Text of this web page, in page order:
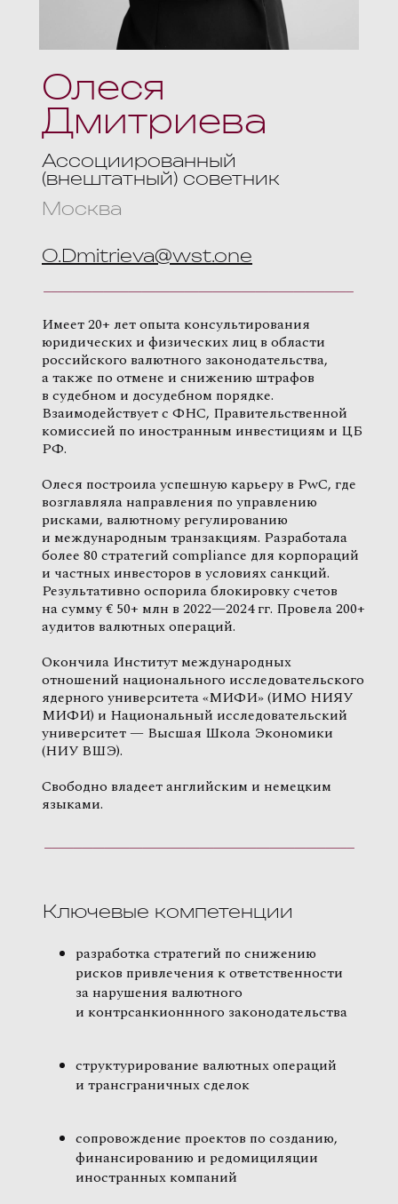
O.Dmitrieva@wst.one
Москва
Ассоциированный
(внештатный) советник
Ключевые компетенции
разработка стратегий по снижению
рисков привлечения к ответственности
за нарушения валютного
и контрсанкионнного законодательства
структурирование валютных операций
и трансграничных сделок
сопровождение проектов по созданию,
финансированию и редомициляции
иностранных компаний
Имеет 20+ лет опыта консультирования
юридических и физических лиц в области
российского валютного законодательства,
а также по отмене и снижению штрафов
в судебном и досудебном порядке.
Взаимодействует с ФНС, Правительственной
комиссией по иностранным инвестициям и ЦБ
РФ.
Олеся построила успешную карьеру в PwC, где
возглавляла направления по управлению
рисками, валютному регулированию
и международным транзакциям. Разработала
более 80 стратегий compliance для корпораций
и частных инвесторов в условиях санкций.
Результативно оспорила блокировку счетов
на сумму € 50+ млн в 2022—2024 гг. Провела 200+
аудитов валютных операций.
Окончила Институт международных
отношений национального исследовательского
ядерного университета «МИФИ» (ИМО НИЯУ
МИФИ) и Национальный исследовательский
университет — Высшая Школа Экономики
(НИУ ВШЭ).
Свободно владеет английским и немецким
языками.
Олеся
Дмитриева